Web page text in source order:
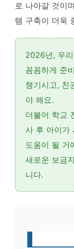
로 나아갈 것이
템 구축이 더욱
2026년, 우
꼼꼼하게 준
챙기시고, 친
야 해요.
더불어 학교
사 후 아이가
도움이 될 거
새로운 보금
니다.